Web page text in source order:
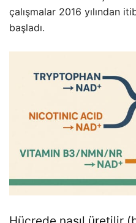
çalışmalar 2016 yılından
başladı.